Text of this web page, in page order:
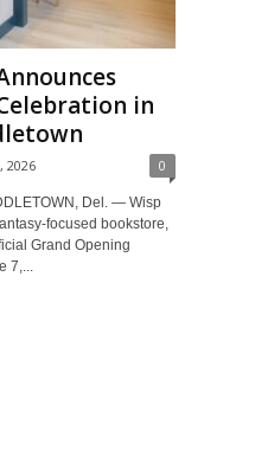
in
2026 0
Del. — Wisp
focused bookstore,
Grand Opening
7,...